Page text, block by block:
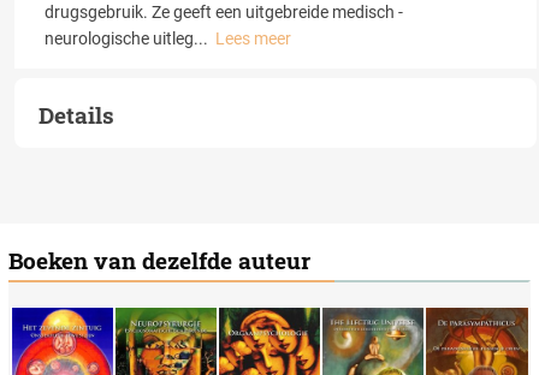
drugsgebruik. Ze geeft een uitgebreide medisch -
neurologische uitleg... Lees meer
Details
Boeken van dezelfde auteur